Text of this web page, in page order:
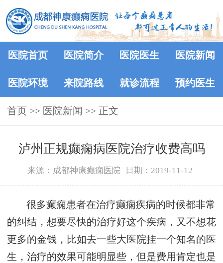
医院首页 医院简介 医院医生 医院新闻
医院环境 来院路线 就诊流程 预约医生
首页 >> 医院新闻 >> 正文
泸州正规癫痫病医院治疗收费高吗
来源：成都神康癫痫医院 日期：2019-11-12
很多癫痫患者在治疗癫痫疾病的时候都非常
的纠结，想要尽快的治疗好这个疾病，又不想花
更多的金钱，比如去一些大医院挂一个知名的医
生，治疗的效果可能明显些，但是费用肯定也是